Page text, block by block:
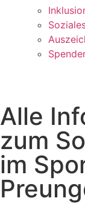
Alle
zum
im